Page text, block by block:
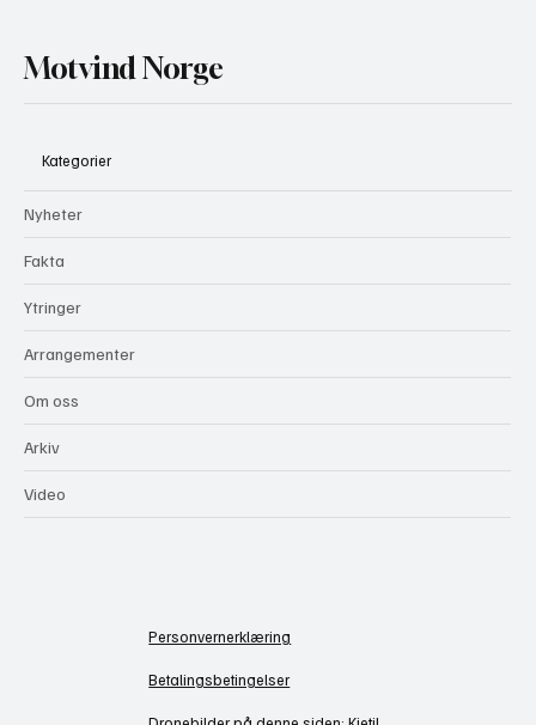
Motvind Norge
Kategorier
Nyheter
Fakta
Ytringer
Arrangementer
Om oss
Arkiv
Video
Personvernerklæring
Betalingsbetingelser